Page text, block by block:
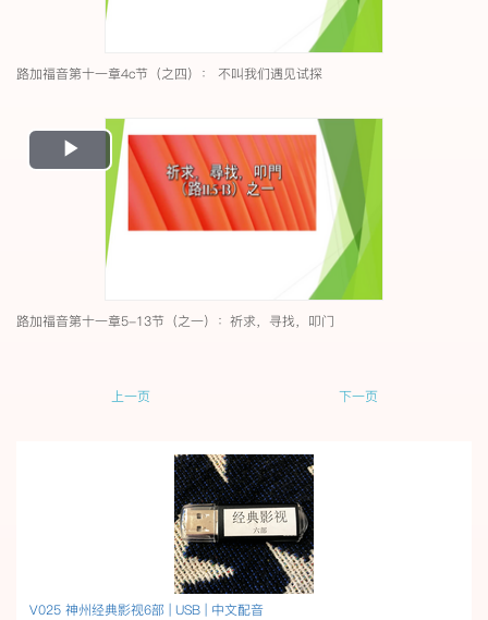
路加福音第十一章4c节（之四）： 不叫我们遇见试探
Play
Video
路加福音第十一章5-13节（之一）：祈求，寻找，叩门
上一页 下一页
V025 神州经典影视6部 | USB | 中文配音